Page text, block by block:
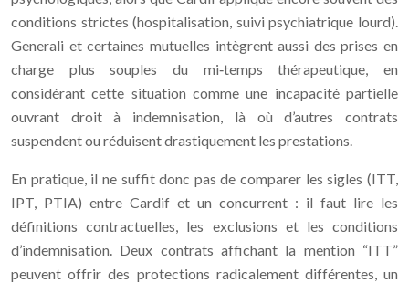
conditions strictes (hospitalisation, suivi psychiatrique lourd).
Generali et certaines mutuelles intègrent aussi des prises en
charge plus souples du mi‑temps thérapeutique, en
considérant cette situation comme une incapacité partielle
ouvrant droit à indemnisation, là où d’autres contrats
suspendent ou réduisent drastiquement les prestations.
En pratique, il ne suffit donc pas de comparer les sigles (ITT,
IPT, PTIA) entre Cardif et un concurrent : il faut lire les
définitions contractuelles, les exclusions et les conditions
d’indemnisation. Deux contrats affichant la mention “ITT”
peuvent offrir des protections radicalement différentes, un